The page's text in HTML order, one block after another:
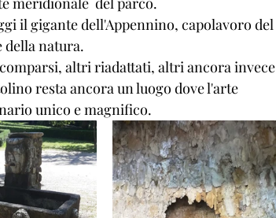
il gigante dell'Appennino, capolavoro del
della natura.
altri riadattati, altri ancora invece
resta ancora un luogo dove l'arte
unico e magnifico.